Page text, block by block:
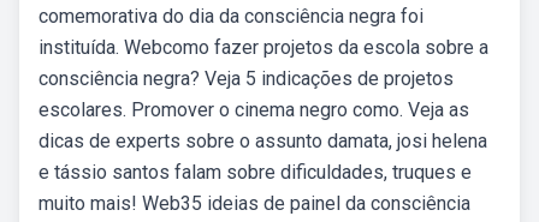
comemorativa do dia da consciência negra foi
instituída. Webcomo fazer projetos da escola sobre a
consciência negra? Veja 5 indicações de projetos
escolares. Promover o cinema negro como. Veja as
dicas de experts sobre o assunto damata, josi helena
e tássio santos falam sobre dificuldades, truques e
muito mais! Web35 ideias de painel da consciência